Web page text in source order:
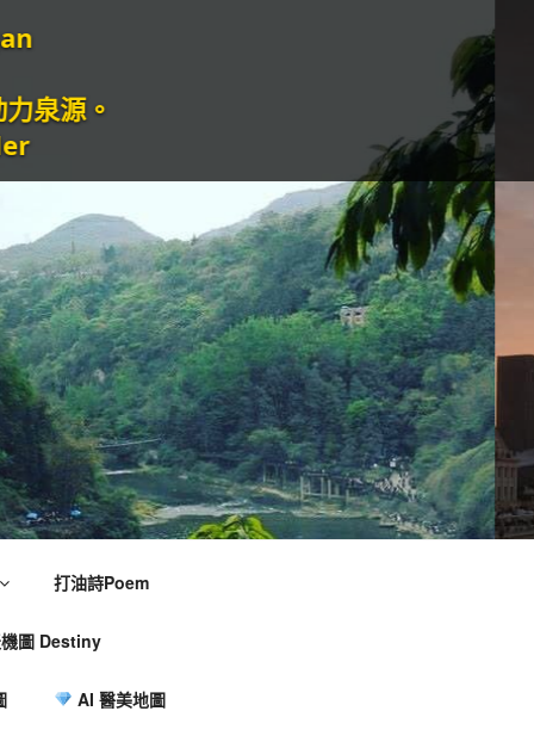
打油詩Poem
圖 Destiny
AI 醫美地圖